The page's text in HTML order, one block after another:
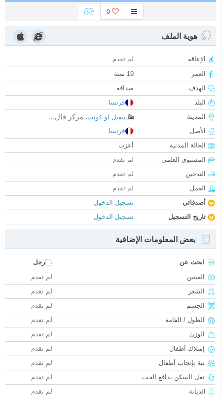
0
هوية الملف
الإعاقة
لم تقدم
العمر
19 سنة
الهدف
صداقة
البلد
فرنسا
المدينة
بيفيل لو كونت، مركز فال...
الأصل
فرنسا
الحالة المدنية
أعزب
المستوى العلمي
لم تقدم
التدخين
لم تقدم
العمل
لم تقدم
أصدقائي
تسجيل الدخول
تاريخ التسجيل
تسجيل الدخول
بعض المعلومات الإضافية
ابحث عن
رجل
العينين
لم تقدم
الشعر
لم تقدم
الجسم
لم تقدم
الطول / القامة
لم تقدم
الوزن
لم تقدم
إمتلاك أطفال
لم تقدم
نية بإنجاب أطفال
لم تقدم
نقل السكن بدافع الحب
لم تقدم
الديانة
لم تقدم